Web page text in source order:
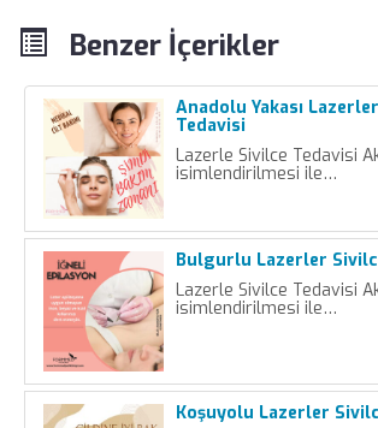
Benzer İçerikler
Anadolu Yakası
Tedavisi
Lazerle Sivilce Tedavisi
isimlendirilmesi ile…
Bulgurlu Lazerler
Lazerle Sivilce Tedavisi
isimlendirilmesi ile…
Koşuyolu Lazerler